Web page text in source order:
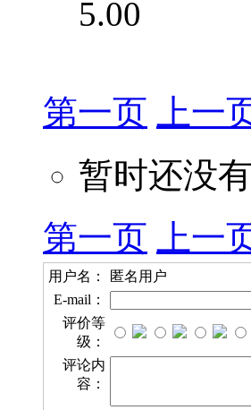
5.00
第一页 上一
暂时还没
第一页
上一
用户名：
匿名用户
E-mail：
评价等
级：
评论内
容：